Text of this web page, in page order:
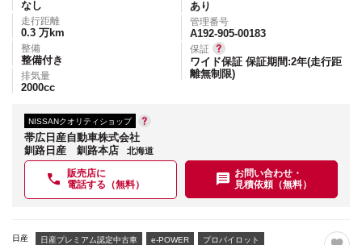
なし
走行距離
0.3 万km
整備
整備付き
排気量
2000cc
あり
管理番号
A192-905-00183
保証
ワイド保証 保証期間:2年(走行距
離無制限)
NISSANクオリティショップ
帯広日産自動車株式会社
釧路日産 釧路本店
北海道
販売店に
電話する（無料）
お問い合わせ・
見積依頼（無料）
日産 日産プレミアム認定中古車 e-POWER プロパイロット